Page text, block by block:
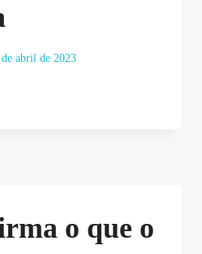
abril de 2023
o que o